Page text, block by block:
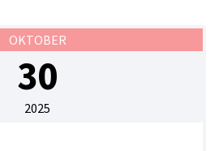
OKTOBER
30
2025